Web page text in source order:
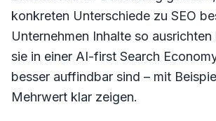
konkreten Unterschiede zu SEO
Unternehmen Inhalte so
sie in einer AI-first Search
besser auffindbar sind – mit
Mehrwert klar zeigen.